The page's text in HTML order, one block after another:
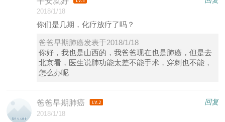
2018/1/18
你们是几期，化疗放疗了吗？
爸爸早期肺癌发表于2018/1/18
你好，我也是山西的，我爸爸现在也是肺癌，但是去
北京看，医生说肺功能太差不能手术，穿刺也不能，
怎么办呢
回复
爸爸早期肺癌
2018/1/18